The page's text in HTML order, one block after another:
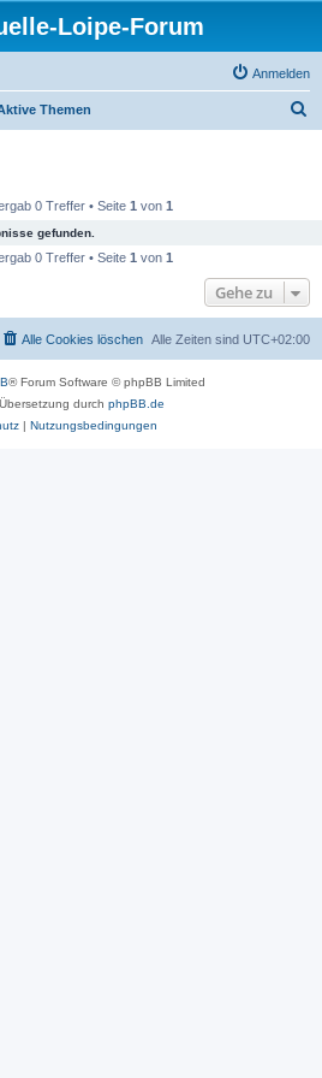
Loipe-Forum
Anmelden
Themen
0 Treffer • Seite 1 von 1
gefunden.
0 Treffer • Seite 1 von 1
Gehe zu
Alle Zeiten sind UTC+02:00
Alle Cookies löschen
® Forum Software © phpBB Limited
durch phpBB.de
| Nutzungsbedingungen